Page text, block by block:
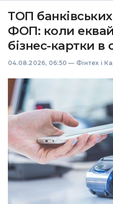
ТОП
ФОП: коли
бізнес-картки в
04.08.2026, 06:50 — Фінтех і